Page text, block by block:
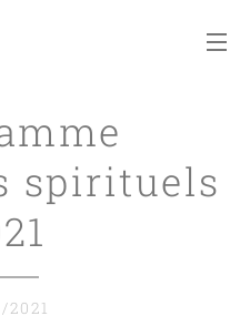
spirituels
2021